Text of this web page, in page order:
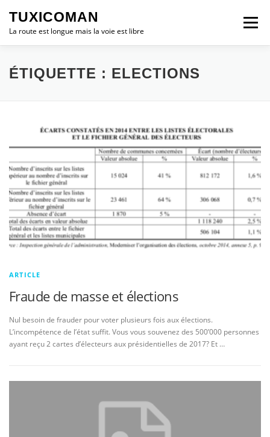
contenu
TUXICOMAN
La route est longue mais la voie est libre
Menu
LOGICIEL LIBRE SÉCURITÉ POLITIQUE
ÉTIQUETTE : ELECTIONS
ARTICLE
Fraude de masse et élections
Nul besoin de frauder pour voter plusieurs fois aux élections.
L’incompétence de l’état suffit. Vous vous souvenez des 500’000 personnes
ayant reçu 2 cartes d’électeurs aux présidentielles de 2017? Et …